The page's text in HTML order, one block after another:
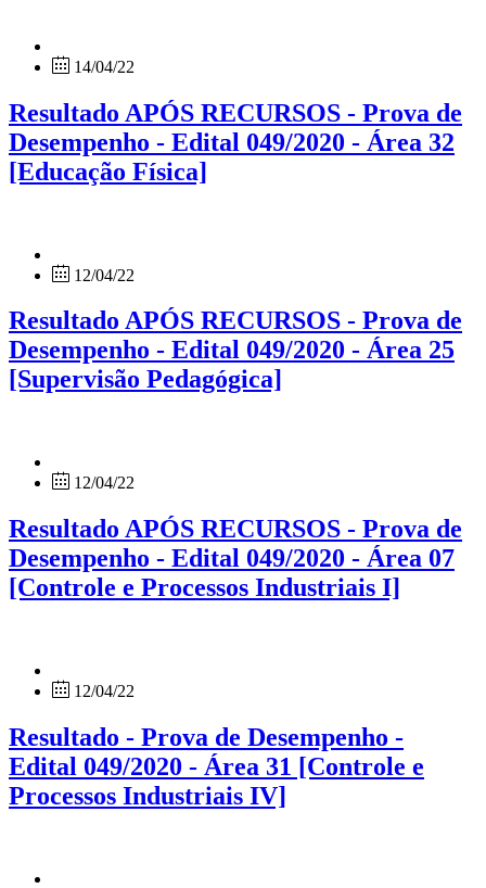
14/04/22
Resultado APÓS RECURSOS - Prova de
Desempenho - Edital 049/2020 - Área 32
[Educação Física]
12/04/22
Resultado APÓS RECURSOS - Prova de
Desempenho - Edital 049/2020 - Área 25
[Supervisão Pedagógica]
12/04/22
Resultado APÓS RECURSOS - Prova de
Desempenho - Edital 049/2020 - Área 07
[Controle e Processos Industriais I]
12/04/22
Resultado - Prova de Desempenho -
Edital 049/2020 - Área 31 [Controle e
Processos Industriais IV]